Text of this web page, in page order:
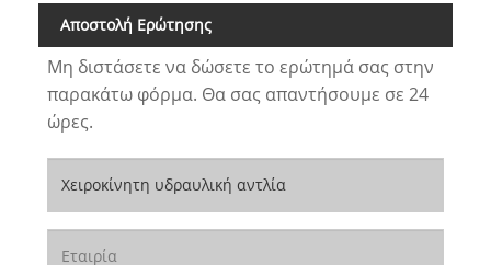
Αποστολή Ερώτησης
Μη διστάσετε να δώσετε το ερώτημά σας στην
παρακάτω φόρμα. Θα σας απαντήσουμε σε 24
ώρες.